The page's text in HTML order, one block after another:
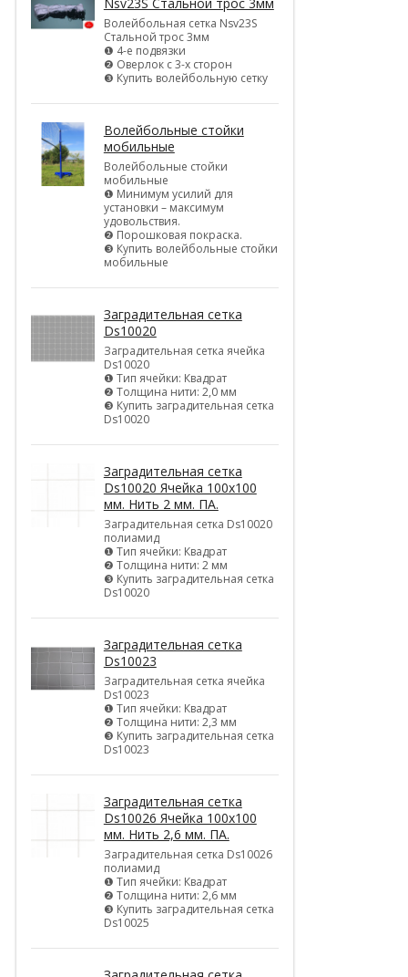
Волейбольная сетка Nsv23S
Стальной трос 3мм
❶ 4-е подвязки
❷ Оверлок с 3-х сторон
❸ Купить волейбольную сетку
Волейбольные стойки
мобильные
Волейбольные стойки
мобильные
❶ Минимум усилий для
установки – максимум
удовольствия.
❷ Порошковая покраска.
❸ Купить волейбольные стойки
мобильные
Заградительная сетка
Ds10020
Заградительная сетка ячейка
Ds10020
❶ Тип ячейки: Квадрат
❷ Толщина нити: 2,0 мм
❸ Купить заградительная сетка
Ds10020
Заградительная сетка
Ds10020 Ячейка 100х100
мм. Нить 2 мм. ПА.
Заградительная сетка Ds10020
полиамид
❶ Тип ячейки: Квадрат
❷ Толщина нити: 2 мм
❸ Купить заградительная сетка
Ds10020
Заградительная сетка
Ds10023
Заградительная сетка ячейка
Ds10023
❶ Тип ячейки: Квадрат
❷ Толщина нити: 2,3 мм
❸ Купить заградительная сетка
Ds10023
Заградительная сетка
Ds10026 Ячейка 100х100
мм. Нить 2,6 мм. ПА.
Заградительная сетка Ds10026
полиамид
❶ Тип ячейки: Квадрат
❷ Толщина нити: 2,6 мм
❸ Купить заградительная сетка
Ds10025